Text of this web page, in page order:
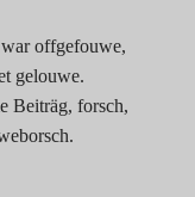
offgefouwe,
gelouwe.
Beiträg, forsch,